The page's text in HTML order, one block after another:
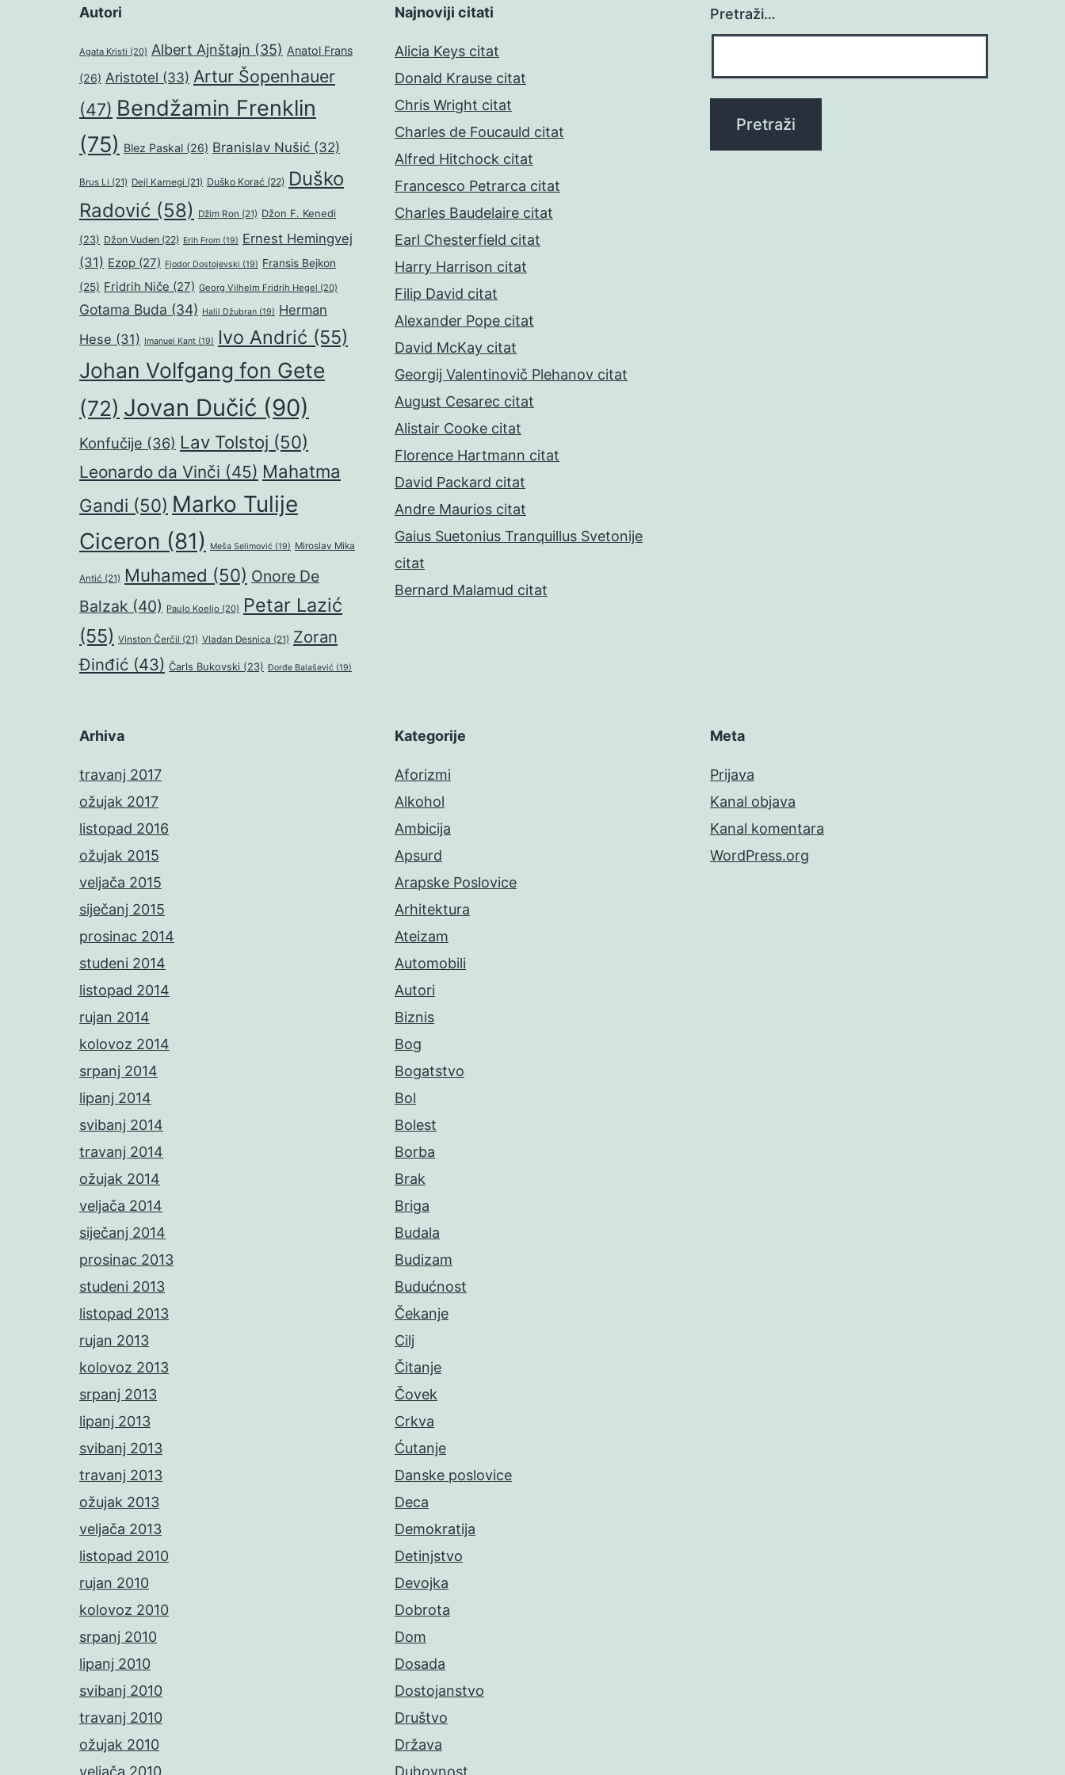
Autori
Agata Kristi (20) Albert Ajnštajn (35) Anatol Frans
(26) Aristotel (33) Artur Šopenhauer
(47) Bendžamin Frenklin
(75) Blez Paskal (26) Branislav Nušić (32)
Brus Li (21) Dejl Karnegi (21) Duško Korać (22) Duško
Radović (58) Džim Ron (21) Džon F. Kenedi
(23) Džon Vuden (22) Erih From (19) Ernest Hemingvej
(31) Ezop (27) Fjodor Dostojevski (19) Fransis Bejkon
(25) Fridrih Niče (27) Georg Vilhelm Fridrih Hegel (20)
Gotama Buda (34) Halil Džubran (19) Herman
Hese (31) Imanuel Kant (19) Ivo Andrić (55)
Johan Volfgang fon Gete
(72) Jovan Dučić (90)
Konfučije (36) Lav Tolstoj (50)
Leonardo da Vinči (45) Mahatma
Gandi (50) Marko Tulije
Ciceron (81) Meša Selimović (19) Miroslav Mika
Antić (21) Muhamed (50) Onore De
Balzak (40) Paulo Koeljo (20) Petar Lazić
(55) Vinston Čerčil (21) Vladan Desnica (21) Zoran
Đinđić (43) Čarls Bukovski (23) Đorđe Balašević (19)
Najnoviji citati
Alicia Keys citat
Donald Krause citat
Chris Wright citat
Charles de Foucauld citat
Alfred Hitchock citat
Francesco Petrarca citat
Charles Baudelaire citat
Earl Chesterfield citat
Harry Harrison citat
Filip David citat
Alexander Pope citat
David McKay citat
Georgij Valentinovič Plehanov citat
August Cesarec citat
Alistair Cooke citat
Florence Hartmann citat
David Packard citat
Andre Maurios citat
Gaius Suetonius Tranquillus Svetonije
citat
Bernard Malamud citat
Pretraži…
Arhiva
travanj 2017
ožujak 2017
listopad 2016
ožujak 2015
veljača 2015
siječanj 2015
prosinac 2014
studeni 2014
listopad 2014
rujan 2014
kolovoz 2014
srpanj 2014
lipanj 2014
svibanj 2014
travanj 2014
ožujak 2014
veljača 2014
siječanj 2014
prosinac 2013
studeni 2013
listopad 2013
rujan 2013
kolovoz 2013
srpanj 2013
lipanj 2013
svibanj 2013
travanj 2013
ožujak 2013
veljača 2013
listopad 2010
rujan 2010
kolovoz 2010
srpanj 2010
lipanj 2010
svibanj 2010
travanj 2010
ožujak 2010
veljača 2010
Kategorije
Aforizmi
Alkohol
Ambicija
Apsurd
Arapske Poslovice
Arhitektura
Ateizam
Automobili
Autori
Biznis
Bog
Bogatstvo
Bol
Bolest
Borba
Brak
Briga
Budala
Budizam
Budućnost
Čekanje
Cilj
Čitanje
Čovek
Crkva
Ćutanje
Danske poslovice
Deca
Demokratija
Detinjstvo
Devojka
Dobrota
Dom
Dosada
Dostojanstvo
Društvo
Država
Duhovnost
Meta
Prijava
Kanal objava
Kanal komentara
WordPress.org